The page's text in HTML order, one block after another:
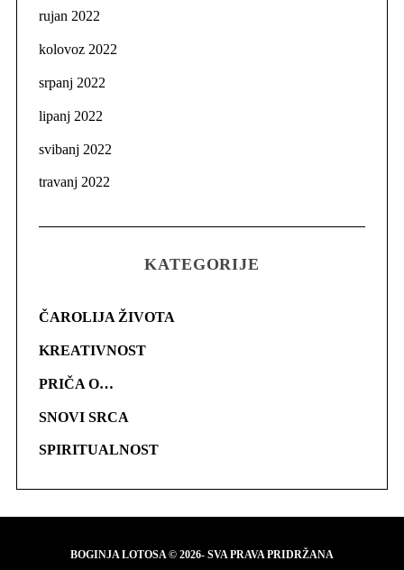
rujan 2022
kolovoz 2022
srpanj 2022
lipanj 2022
svibanj 2022
travanj 2022
KATEGORIJE
ČAROLIJA ŽIVOTA
KREATIVNOST
PRIČA O…
SNOVI SRCA
SPIRITUALNOST
BOGINJA LOTOSA © 2026- SVA PRAVA PRIDRŽANA